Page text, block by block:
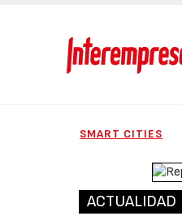
SMART CITIES
ACTUALIDAD